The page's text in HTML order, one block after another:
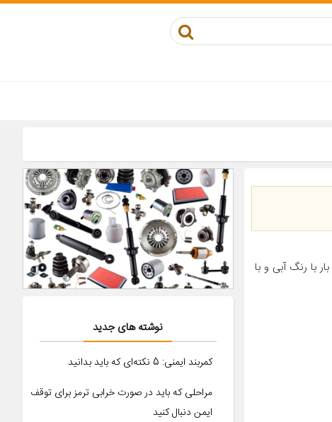
با رنگ آبی و با
نوشته های جدید
کمربند ایمنی: 5 نکته‌ای که باید بدانید
مراحلی که باید در صورت خرابی ترمز برای توقف
ایمن دنبال کنید